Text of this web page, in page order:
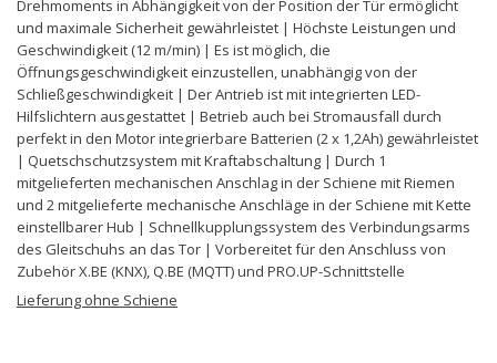
Drehmoments in Abhängigkeit von der Position der Tür ermöglicht
und maximale Sicherheit gewährleistet | Höchste Leistungen und
Geschwindigkeit (12 m/min) | Es ist möglich, die
Öffnungsgeschwindigkeit einzustellen, unabhängig von der
Schließgeschwindigkeit | Der Antrieb ist mit integrierten LED-
Hilfslichtern ausgestattet | Betrieb auch bei Stromausfall durch
perfekt in den Motor integrierbare Batterien (2 x 1,2Ah) gewährleistet
| Quetschschutzsystem mit Kraftabschaltung | Durch 1
mitgelieferten mechanischen Anschlag in der Schiene mit Riemen
und 2 mitgelieferte mechanische Anschläge in der Schiene mit Kette
einstellbarer Hub | Schnellkupplungssystem des Verbindungsarms
des Gleitschuhs an das Tor | Vorbereitet für den Anschluss von
Zubehör X.BE (KNX), Q.BE (MQTT) und PRO.UP-Schnittstelle
Lieferung ohne Schiene